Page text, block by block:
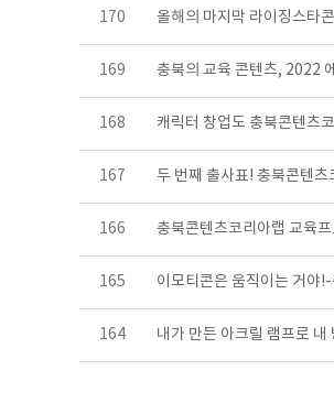
170 올해의 마지막 라이징스타
169 충북의 교육 콘텐츠, 2022
168 캐릭터 창업도 충북콘텐츠
167 두 번째 출사표! 충북콘텐츠
166 충북콘텐츠코리아랩 교육프
165 이모티콘은 움직이는 거야
164 내가 만든 아크릴 램프로